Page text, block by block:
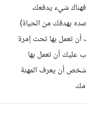
شيء يدفعك
بهدفك من الحياة)
تعمل بها تحت إمرة
عليك أن تعمل بها
أن يعرف المهنة